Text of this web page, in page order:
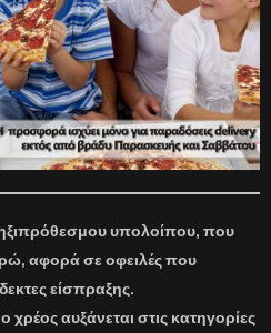
υπολοίπου, που
αφορά σε οφειλές που
είσπραξης.
αυξάνεται στις κατηγορίες